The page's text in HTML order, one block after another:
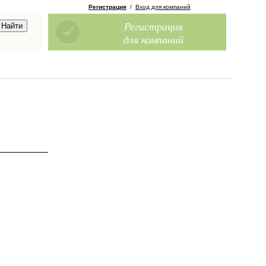
Регистрация / Вход для компаний
Регистрация
для компаний